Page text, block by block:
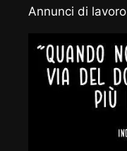
Annunci di lavoro